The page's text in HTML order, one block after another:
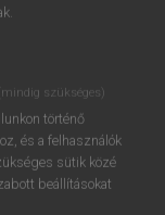
szükséges)
történő
és a felhasználók
sütik közé
beállításokat